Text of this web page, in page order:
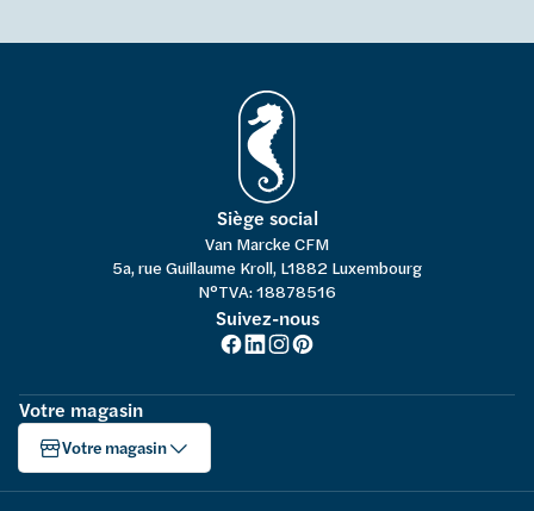
Siège social
Van Marcke CFM
5a, rue Guillaume Kroll, L1882 Luxembourg
N°TVA: 18878516
Suivez-nous
Votre magasin
Votre magasin